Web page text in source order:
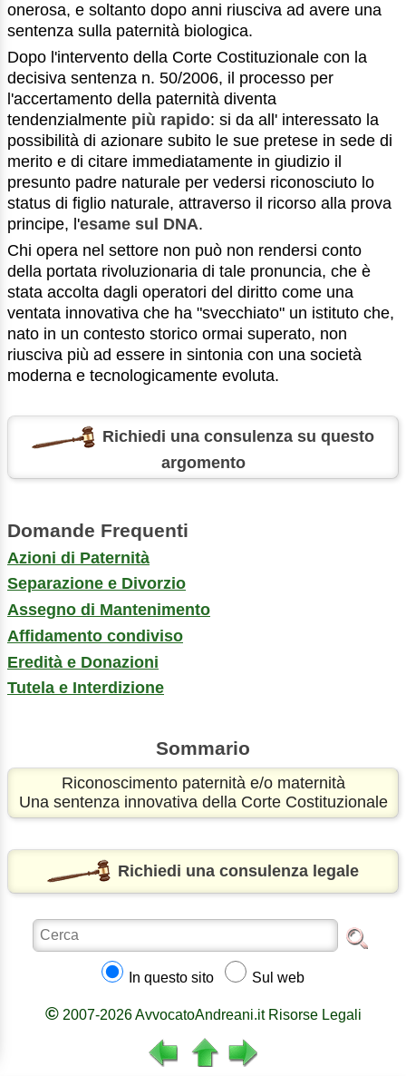
onerosa, e soltanto dopo anni riusciva ad avere una
sentenza sulla paternità biologica.
Dopo l'intervento della Corte Costituzionale con la
decisiva sentenza n. 50/2006, il processo per
l'accertamento della paternità diventa
tendenzialmente più rapido: si da all' interessato la
possibilità di azionare subito le sue pretese in sede di
merito e di citare immediatamente in giudizio il
presunto padre naturale per vedersi riconosciuto lo
status di figlio naturale, attraverso il ricorso alla prova
principe, l'esame sul DNA.
Chi opera nel settore non può non rendersi conto
della portata rivoluzionaria di tale pronuncia, che è
stata accolta dagli operatori del diritto come una
ventata innovativa che ha "svecchiato" un istituto che,
nato in un contesto storico ormai superato, non
riusciva più ad essere in sintonia con una società
moderna e tecnologicamente evoluta.
Richiedi una consulenza su questo
argomento
Domande Frequenti
Azioni di Paternità
Separazione e Divorzio
Assegno di Mantenimento
Affidamento condiviso
Eredità e Donazioni
Tutela e Interdizione
Sommario
Riconoscimento paternità e/o maternità
Una sentenza innovativa della Corte Costituzionale
Richiedi una consulenza legale
In questo sito Sul web
©2007-2026 AvvocatoAndreani.it Risorse Legali